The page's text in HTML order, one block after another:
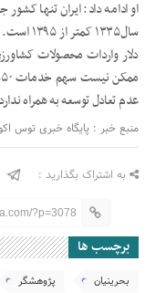
او ادامه داد: ایران تنها
دلار واردات محصولات
عدم تعادل توسعه به همراه
منبع خبر : پایگاه خبری توس
به اشتراک بگذارید :
?p=3078
برچسب ها
بحرینیان پژوهشگر